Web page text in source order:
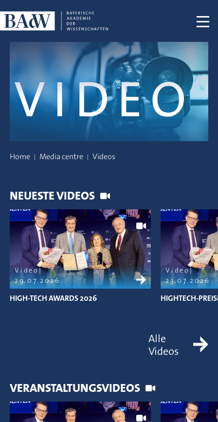
Home Media centre Videos
NEUESTE VIDEOS
Video
29.07.2026
HIGH-TECH AWARDS 2026
Video
23.07.2026
HIGHTECH-
Alle
Videos
VERANSTALTUNGSVIDEOS